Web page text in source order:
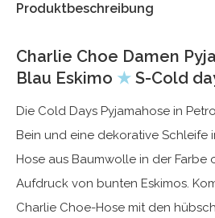
Produktbeschreibung
Charlie Choe Damen
Blau Eskimo ★ S-Cold
Die Cold Days Pyjamahose in
Bein und eine dekorative Schleife
Hose aus Baumwolle in der Farbe
Aufdruck von bunten Eskimos.
Charlie Choe-Hose mit den